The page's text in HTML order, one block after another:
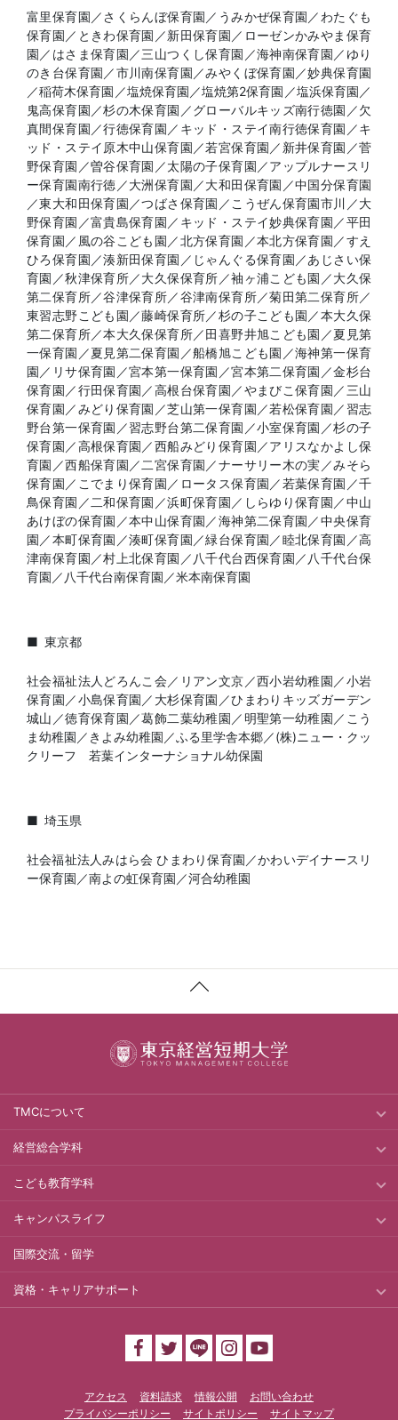
富里保育園／さくらんぼ保育園／うみかぜ保育園／わたぐも
保育園／ときわ保育園／新田保育園／ローゼンかみやま保育
園／はさま保育園／三山つくし保育園／海神南保育園／ゆり
のき台保育園／市川南保育園／みやくぼ保育園／妙典保育園
／稲荷木保育園／塩焼保育園／塩焼第2保育園／塩浜保育園／
鬼高保育園／杉の木保育園／グローバルキッズ南行徳園／欠
真間保育園／行徳保育園／キッド・ステイ南行徳保育園／キ
ッド・ステイ原木中山保育園／若宮保育園／新井保育園／菅
野保育園／曽谷保育園／太陽の子保育園／アップルナースリ
ー保育園南行徳／大洲保育園／大和田保育園／中国分保育園
／東大和田保育園／つばさ保育園／こうぜん保育園市川／大
野保育園／富貴島保育園／キッド・ステイ妙典保育園／平田
保育園／風の谷こども園／北方保育園／本北方保育園／すえ
ひろ保育園／湊新田保育園／じゃんぐる保育園／あじさい保
育園／秋津保育所／大久保保育所／袖ヶ浦こども園／大久保
第二保育所／谷津保育所／谷津南保育所／菊田第二保育所／
東習志野こども園／藤崎保育所／杉の子こども園／本大久保
第二保育所／本大久保保育所／田喜野井旭こども園／夏見第
一保育園／夏見第二保育園／船橋旭こども園／海神第一保育
園／リサ保育園／宮本第一保育園／宮本第二保育園／金杉台
保育園／行田保育園／高根台保育園／やまびこ保育園／三山
保育園／みどり保育園／芝山第一保育園／若松保育園／習志
野台第一保育園／習志野台第二保育園／小室保育園／杉の子
保育園／高根保育園／西船みどり保育園／アリスなかよし保
育園／西船保育園／二宮保育園／ナーサリー木の実／みそら
保育園／こでまり保育園／ロータス保育園／若葉保育園／千
鳥保育園／二和保育園／浜町保育園／しらゆり保育園／中山
あけぼの保育園／本中山保育園／海神第二保育園／中央保育
園／本町保育園／湊町保育園／緑台保育園／睦北保育園／高
津南保育園／村上北保育園／八千代台西保育園／八千代台保
育園／八千代台南保育園／米本南保育園
東京都
社会福祉法人どろんこ会／リアン文京／西小岩幼稚園／小岩
保育園／小島保育園／大杉保育園／ひまわりキッズガーデン
城山／徳育保育園／葛飾二葉幼稚園／明聖第一幼稚園／こう
ま幼稚園／きよみ幼稚園／ふる里学舎本郷／(株)ニュー・クッ
クリーフ 若葉インターナショナル幼保園
埼玉県
社会福祉法人みはら会 ひまわり保育園／かわいデイナースリ
ー保育園／南よの虹保育園／河合幼稚園
TMCについて
経営総合学科
こども教育学科
キャンパスライフ
国際交流・留学
資格・キャリアサポート
アクセス 資料請求 情報公開
お問い合わせ
プライバシーポリシー
サイトポリシー サイトマップ